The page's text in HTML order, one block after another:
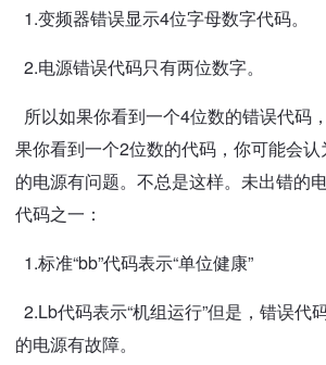
1.变频器错误显示4位字母数字代码。
2.电源错误代码只有两位数字。
所以如果你看到一个4位数的错误代码
果你看到一个2位数的代码，你可能会
的电源有问题。不总是这样。未出错的
代码之一：
1.标准“bb”代码表示“单位健康”
2.Lb代码表示“机组运行”但是，错误代
的电源有故障。